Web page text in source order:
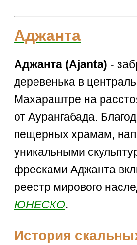
Аджанта
Аджанта (Ajanta) -
деревенька в
Махараштре на
от Аурангабада.
пещерных храмам,
уникальными
фресками Аджанта
реестр мирового
ЮНЕСКО.
История